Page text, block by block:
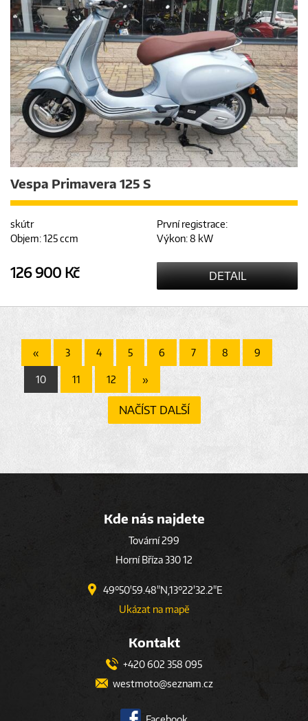
Vespa Primavera 125 S
skútr
První registrace:
Objem: 125 ccm
Výkon: 8 kW
126 900 Kč DETAIL
« 3 4 5 6 7 8 9
10 11 12 »
NAČÍST DALŠÍ
Kde nás najdete
Tovární 299
Horní Bříza 330 12
49°50'59.48"N,13°22'32.2"E
Ukázat na mapě
Kontakt
+420 602 358 095
westmoto@seznam.cz